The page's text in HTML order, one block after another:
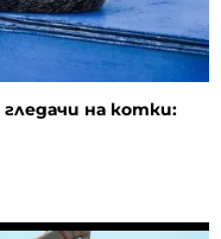
на котки: